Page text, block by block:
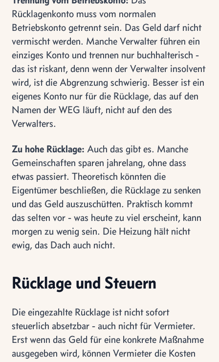
Rücklagenkonto muss vom normalen
Betriebskonto getrennt sein. Das Geld darf nicht
vermischt werden. Manche Verwalter führen ein
einziges Konto und trennen nur buchhalterisch -
das ist riskant, denn wenn der Verwalter insolvent
wird, ist die Abgrenzung schwierig. Besser ist ein
eigenes Konto nur für die Rücklage, das auf den
Namen der WEG läuft, nicht auf den des
Verwalters.
Zu hohe Rücklage: Auch das gibt es. Manche
Gemeinschaften sparen jahrelang, ohne dass
etwas passiert. Theoretisch könnten die
Eigentümer beschließen, die Rücklage zu senken
und das Geld auszuschütten. Praktisch kommt
das selten vor - was heute zu viel erscheint, kann
morgen zu wenig sein. Die Heizung hält nicht
ewig, das Dach auch nicht.
Rücklage und Steuern
Die eingezahlte Rücklage ist nicht sofort
steuerlich absetzbar - auch nicht für Vermieter.
Erst wenn das Geld für eine konkrete Maßnahme
ausgegeben wird, können Vermieter die Kosten